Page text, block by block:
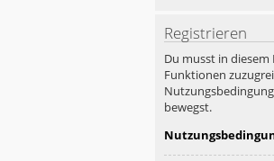
Registrieren
Du musst in
Funktionen
bewegst.